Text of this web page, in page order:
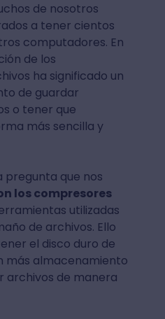
de nosotros
a tener cientos
computadores. En
de los
ha significado un
de guardar
o tener que
más sencilla y
pregunta que nos
los compresores
utilizadas
de archivos. Ello
el disco duro de
más almacenamiento
de manera